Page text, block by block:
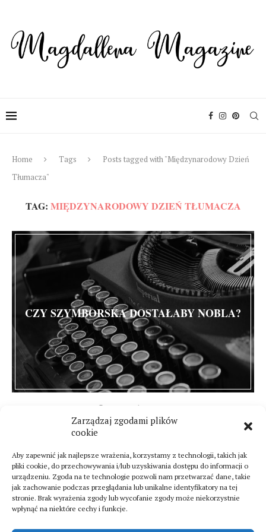
Zarządzaj zgodami plików
cookie
Aby zapewnić jak najlepsze wrażenia, korzystamy z technologii, takich jak
pliki cookie, do przechowywania i/lub uzyskiwania dostępu do informacji o
urządzeniu. Zgoda na te technologie pozwoli nam przetwarzać dane, takie
jak zachowanie podczas przeglądania lub unikalne identyfikatory na tej
stronie. Brak wyrażenia zgody lub wycofanie zgody może niekorzystnie
wpłynąć na niektóre cechy i funkcje.
Home Tags
Posts tagged with "Międzynarodowy Dzień
Tłumacza"
TAG: MIĘDZYNARODOWY DZIEŃ TŁUMACZA
CZY SZYMBORSKA DOSTAŁABY NOBLA?
30 września 2014
10 komentarzy